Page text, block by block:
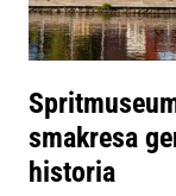
smakresa
historia